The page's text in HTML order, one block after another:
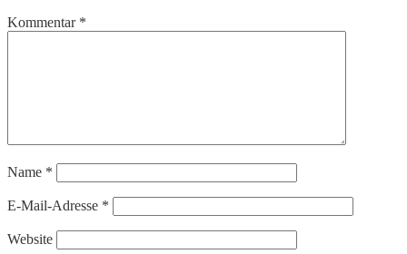
Kommentar *
Name *
E-Mail-Adresse *
Website